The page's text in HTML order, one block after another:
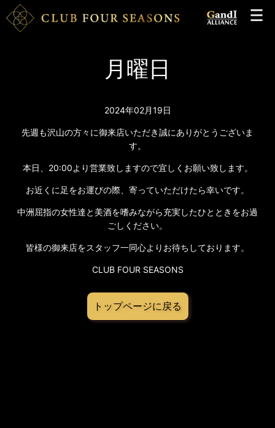
月曜日
2024年02月19日
先週も沢山の方々に御来店いただき誠にありがとうございま
す。
本日、20:00より営業致しますので宜しくお願い致します。
お近くに足をお運びの際、寄っていただけたら幸いです。
中洲屈指の女性達と美酒を嗜みながら充実したひとときをお過
ごしください。
皆様の御来店をスタッフ一同心よりお待ちしております。
CLUB FOUR SEASONS
トップページに戻る